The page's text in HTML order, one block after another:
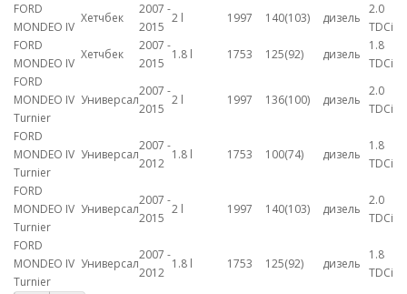
FORD
MONDEO IV
Хетчбек
2007 -
2015
2 l 1997 140(103) дизель
2.0
TDCi
FORD
MONDEO IV
Хетчбек
2007 -
2015
1.8 l 1753 125(92) дизель
1.8
TDCi
FORD
MONDEO IV
Turnier
Универсал
2007 -
2015
2 l 1997 136(100) дизель
2.0
TDCi
FORD
MONDEO IV
Turnier
Универсал
2007 -
2012
1.8 l 1753 100(74) дизель
1.8
TDCi
FORD
MONDEO IV
Turnier
Универсал
2007 -
2015
2 l 1997 140(103) дизель
2.0
TDCi
FORD
MONDEO IV
Turnier
Универсал
2007 -
2012
1.8 l 1753 125(92) дизель
1.8
TDCi